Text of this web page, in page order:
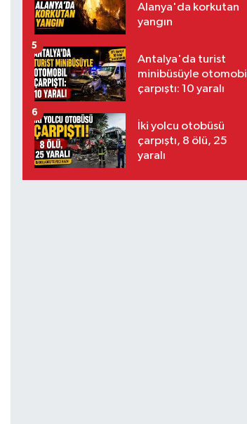
Alanya'da korkutan
yangın
Antalya'da turist
minibüsüyle otomobil
çarpıştı: 10 yaralı
5
İki yolcu otobüsü
çarpıştı, 8 ölü, 25
yaralı
6